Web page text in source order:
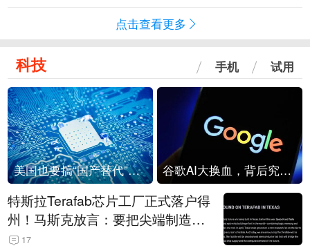
点击查看更多
科技 手机 试用
美国也要搞“国产替代”？先算清三笔账 谷歌AI大换血，背后究竟发生了什么？
特斯拉Terafab芯片工厂正式落户得
州！马斯克放言：要把尖端制造带
回美国
17